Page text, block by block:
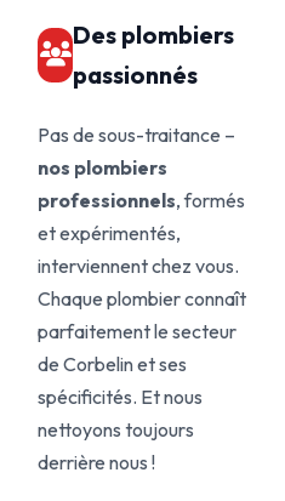
Des plombiers
passionnés
Pas de sous-traitance –
nos plombiers
professionnels, formés
et expérimentés,
interviennent chez vous.
Chaque plombier connaît
parfaitement le secteur
de Corbelin et ses
spécificités. Et nous
nettoyons toujours
derrière nous !